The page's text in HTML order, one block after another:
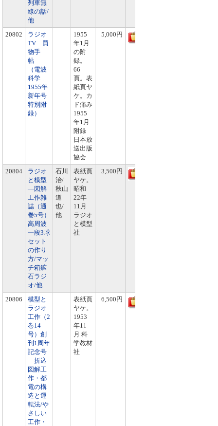
列車無
線の話/
他
20802
ラジオ
TV 買
物手
帖
（電波
科学
1955年
新年号
特別附
録）
1955
年1月
の附
録。
66
頁。表
紙頁ヤ
ケ。カ
ド痛み
1955
年1月
附録
日本放
送出版
協会
5,000円
20804
ラジオ
と模型
―図解
工作雑
誌（通
巻5号）
高周波
一段3球
セット
の作り
方/マッ
チ箱鉱
石ラジ
オ/他
石川
治/
秋山
道
也/
他
表紙頁
ヤケ。
昭和
22年
11月
ラジオ
と模型
社
3,500円
20806
模型と
ラジオ
工作（2
巻14
号）創
刊1周年
記念号
―折込
図解工
作・都
電の構
造と運
転法/や
さしい
工作・
表紙頁
ヤケ。
1953
年11
月 科
学教材
社
6,500円